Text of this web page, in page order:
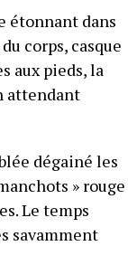
étonnant dans
corps, casque
aux pieds, la
attendant
dégainé les
» rouge
Le temps
savamment